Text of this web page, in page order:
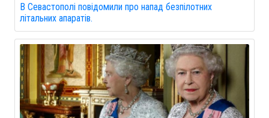
В Севастополі повідомили про напад безпілотних
літальних апаратів.